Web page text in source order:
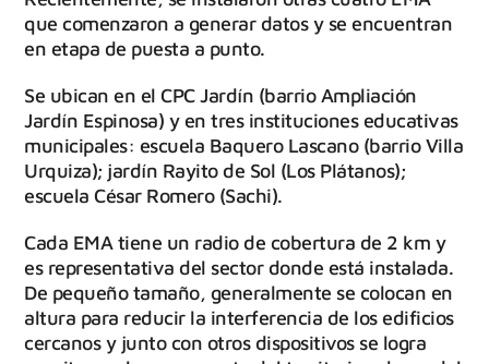
que comenzaron a generar datos y se encuentran
en etapa de puesta a punto.
Se ubican en el CPC Jardín (barrio Ampliación
Jardín Espinosa) y en tres instituciones educativas
municipales: escuela Baquero Lascano (barrio Villa
Urquiza); jardín Rayito de Sol (Los Plátanos);
escuela César Romero (Sachi).
Cada EMA tiene un radio de cobertura de 2 km y
es representativa del sector donde está instalada.
De pequeño tamaño, generalmente se colocan en
altura para reducir la interferencia de los edificios
cercanos y junto con otros dispositivos se logra